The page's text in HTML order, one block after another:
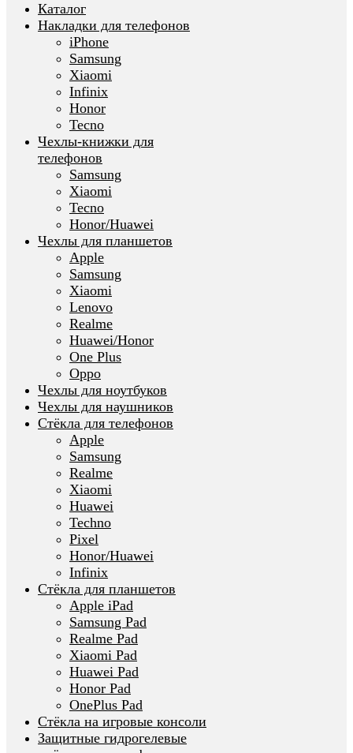
Каталог
Накладки для телефонов
iPhone
Samsung
Xiaomi
Infinix
Honor
Tecno
Чехлы-книжки для
телефонов
Samsung
Xiaomi
Tecno
Honor/Huawei
Чехлы для планшетов
Apple
Samsung
Xiaomi
Lenovo
Realme
Huawei/Honor
One Plus
Oppo
Чехлы для ноутбуков
Чехлы для наушников
Стёкла для телефонов
Apple
Samsung
Realme
Xiaomi
Huawei
Techno
Pixel
Honor/Huawei
Infinix
Стёкла для планшетов
Apple iPad
Samsung Pad
Realme Pad
Xiaomi Pad
Huawei Pad
Honor Pad
OnePlus Pad
Стёкла на игровые консоли
Защитные гидрогелевые